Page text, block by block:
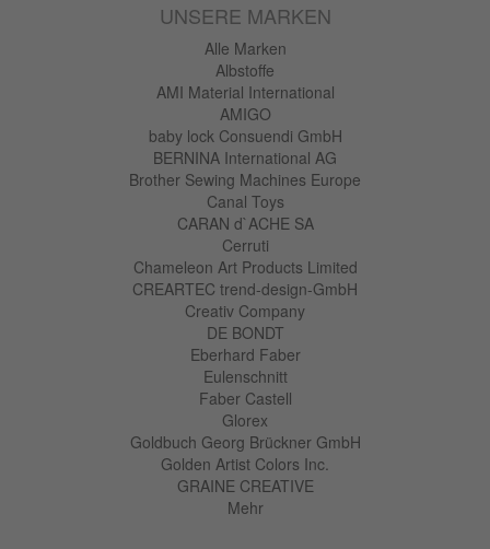
UNSERE MARKEN
Alle Marken
Albstoffe
AMI Material International
AMIGO
baby lock Consuendi GmbH
BERNINA International AG
Brother Sewing Machines Europe
Canal Toys
CARAN d`ACHE SA
Cerruti
Chameleon Art Products Limited
CREARTEC trend-design-GmbH
Creativ Company
DE BONDT
Eberhard Faber
Eulenschnitt
Faber Castell
Glorex
Goldbuch Georg Brückner GmbH
Golden Artist Colors Inc.
GRAINE CREATIVE
Mehr